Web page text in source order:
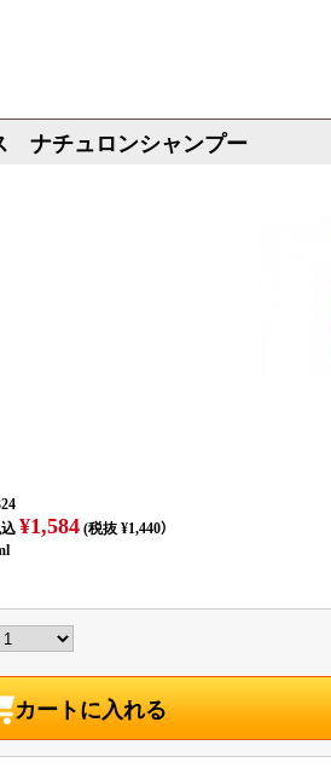
ナチュロンシャンプー
¥1,584(税抜 ¥1,440）
カートに入れる